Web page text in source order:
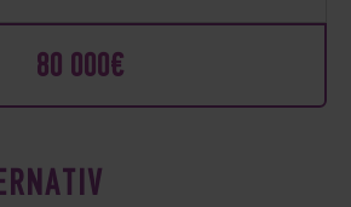
80 000€